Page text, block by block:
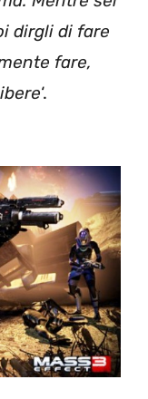
dirgli di fare
fare,
‘.